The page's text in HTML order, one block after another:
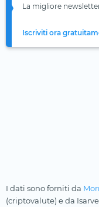
La migliore
Iscriviti ora
I dati sono forniti da
(criptovalute) e da